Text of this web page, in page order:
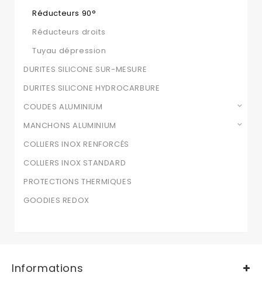
Réducteurs 90°
Réducteurs droits
Tuyau dépression
DURITES SILICONE SUR-MESURE
DURITES SILICONE HYDROCARBURE
COUDES ALUMINIUM
MANCHONS ALUMINIUM
COLLIERS INOX RENFORCÉS
COLLIERS INOX STANDARD
PROTECTIONS THERMIQUES
GOODIES REDOX
Informations